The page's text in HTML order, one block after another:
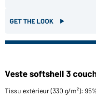
GET THE LOOK
Veste softshell 3
Tissu extérieur (330 g/m²):